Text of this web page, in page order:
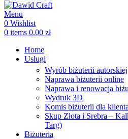
Menu
0 Wishlist
0 items 0.00 zł
Home
Usługi
Wyrób biżuterii autorskiej
Naprawa biżuterii online
Naprawa i renowacja
Wydruk 3D
Komis biżuterii dla
Skup Złota i Srebra –
Targ)
Biżuteria